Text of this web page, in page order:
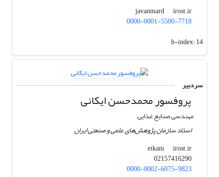
javanmard
irost.ir
0000-0001-5500-7718
h-index:14
سردبیر
پروفسور ﻣﺤﻤﺪﺣﺴﻦ اﯾﮑﺎﻧﯽ
مهندسی صنایع غذایی
استاد سازمان پژوهش‌های علمی و صنعتی ایران
eikani
irost.ir
02157416290
0000-0002-6075-9823